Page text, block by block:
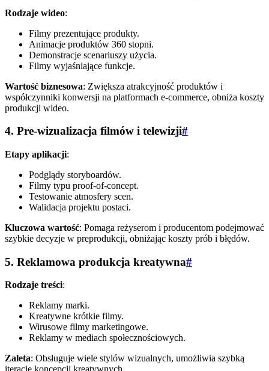
Rodzaje wideo:
Filmy prezentujące produkty.
Animacje produktów 360 stopni.
Demonstracje scenariuszy użycia.
Filmy wyjaśniające funkcje.
Wartość biznesowa: Zwiększa atrakcyjność produktów i
współczynniki konwersji na platformach e-commerce, obniża koszty
produkcji wideo.
4. Pre-wizualizacja filmów i telewizji#
Etapy aplikacji:
Podglądy storyboardów.
Filmy typu proof-of-concept.
Testowanie atmosfery scen.
Walidacja projektu postaci.
Kluczowa wartość: Pomaga reżyserom i producentom podejmować
szybkie decyzje w preprodukcji, obniżając koszty prób i błędów.
5. Reklamowa produkcja kreatywna#
Rodzaje treści:
Reklamy marki.
Kreatywne krótkie filmy.
Wirusowe filmy marketingowe.
Reklamy w mediach społecznościowych.
Zaleta: Obsługuje wiele stylów wizualnych, umożliwia szybką